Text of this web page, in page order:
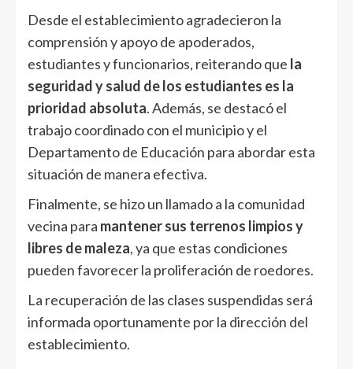
Desde el establecimiento agradecieron la
comprensión y apoyo de apoderados,
estudiantes y funcionarios, reiterando que la
seguridad y salud de los estudiantes es la
prioridad absoluta. Además, se destacó el
trabajo coordinado con el municipio y el
Departamento de Educación para abordar esta
situación de manera efectiva.
Finalmente, se hizo un llamado a la comunidad
vecina para mantener sus terrenos limpios y
libres de maleza, ya que estas condiciones
pueden favorecer la proliferación de roedores.
La recuperación de las clases suspendidas será
informada oportunamente por la dirección del
establecimiento.